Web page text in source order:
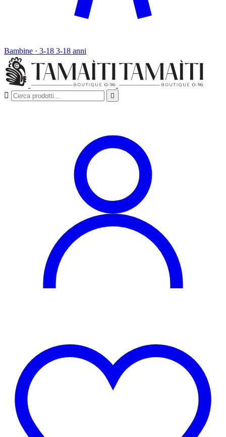
Bambine · 3-18 3-18 anni
 